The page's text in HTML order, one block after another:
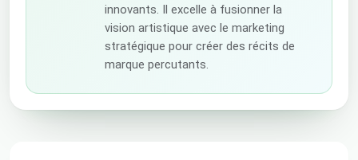
innovants. Il excelle à fusionner la
vision artistique avec le marketing
stratégique pour créer des récits de
marque percutants.